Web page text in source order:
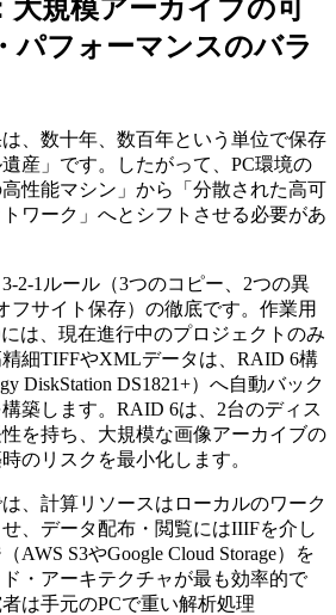
大規模アーカイブの可
パフォーマンスのバラ
、数十年、数百年という単位で保存
産」です。したがって、PC環境の
性能マシン」から「分散された高可
ワーク」へとシフトさせる必要があ
2-1ルール（3つのコピー、2つの異
フサイト保存）の徹底です。作業用
は、現在進行中のプロジェクトのみ
細TIFFやXMLデータは、RAID 6構
DiskStation DS1821+）へ自動バック
築します。RAID 6は、2台のディス
を持ち、大規模な画像アーカイブの
のリスクを最小化します。
、計算リソースはローカルのワーク
、データ配布・閲覧にはIIIFを介し
AWS S3やGoogle Cloud Storage）を
・アーキテクチャが最も効率的で
は手元のPCで重い解析処理